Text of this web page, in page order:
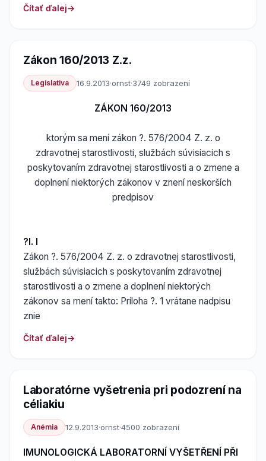
Čítať ďalej
Zákon 160/2013 Z.z.
Legislativa 16.9.2013·ornst·3749 zobrazení
ZÁKON 160/2013
ktorým sa mení zákon ?. 576/2004 Z. z. o
zdravotnej starostlivosti, službách súvisiacich s
poskytovaním zdravotnej starostlivosti a o zmene a
doplnení niektorých zákonov v znení neskorších
predpisov
?l. I
Zákon ?. 576/2004 Z. z. o zdravotnej starostlivosti,
službách súvisiacich s poskytovaním zdravotnej
starostlivosti a o zmene a doplnení niektorých
zákonov sa mení takto: Príloha ?. 1 vrátane nadpisu
znie
Čítať ďalej
Laboratórne vyšetrenia pri podozrení na
céliakiu
Anémia 12.9.2013·ornst·4500 zobrazení
IMUNOLOGICKÁ LABORATORNÍ VYŠETŘENÍ PŘI